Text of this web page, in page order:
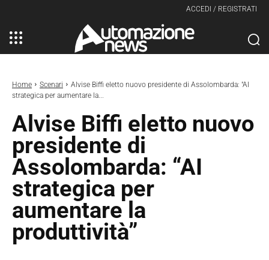
ACCEDI / REGISTRATI
Home Scenari
Alvise Biffi eletto nuovo presidente di Assolombarda: "AI
strategica per aumentare la...
Alvise Biffi eletto nuovo
presidente di
Assolombarda: “AI
strategica per
aumentare la
produttività”